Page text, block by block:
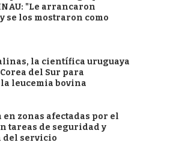
"Le arrancaron
se los mostraron como
la científica uruguaya
del Sur para
leucemia bovina
en zonas afectadas por el
tareas de seguridad y
del servicio